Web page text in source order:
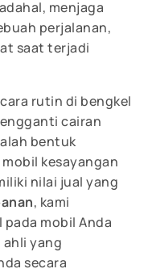
menjaga
perjalanan,
saat terjadi
rutin di bengkel
cairan
bentuk
kesayangan
nilai jual yang
, kami
mobil Anda
yang
secara